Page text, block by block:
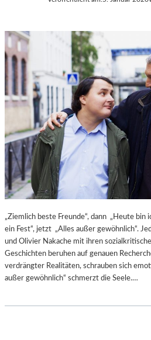
„Ziemlich beste Freunde“, dann „Heute bin
ein Fest“, jetzt „Alles außer gewöhnlich“.
und Olivier Nakache mit ihren
Geschichten beruhen auf genauen
verdrängter Realitäten, schrauben sich
außer gewöhnlich“ schmerzt die Seele.…